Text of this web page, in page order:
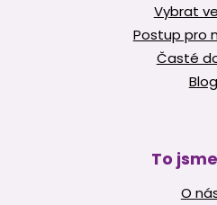
Vybrat
Postup pro
Časté
Blog
To
O